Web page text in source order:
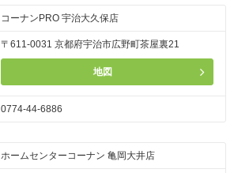
コーナンPRO 宇治大久保店
〒611-0031 京都府宇治市広野町茶屋裏21
地図
0774-44-6886
ホームセンターコーナン 亀岡大井店